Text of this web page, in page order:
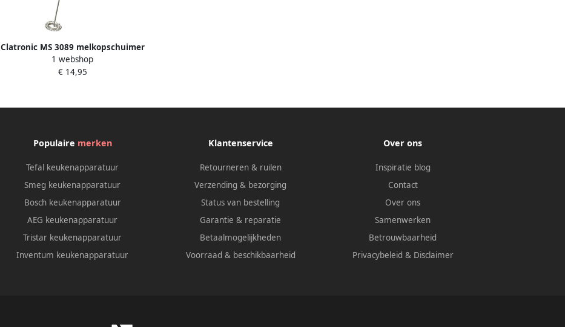
Clatronic MS 3089 melkopschuimer
zwart werkt op batterijen
1 webshop
€ 14,95
Populaire merken
Tefal keukenapparatuur
Smeg keukenapparatuur
Bosch keukenapparatuur
AEG keukenapparatuur
Tristar keukenapparatuur
Inventum keukenapparatuur
Klantenservice
Retourneren & ruilen
Verzending & bezorging
Status van bestelling
Garantie & reparatie
Betaalmogelijkheden
Voorraad & beschikbaarheid
Over ons
Inspiratie blog
Contact
Over ons
Samenwerken
Betrouwbaarheid
Privacybeleid & Disclaimer